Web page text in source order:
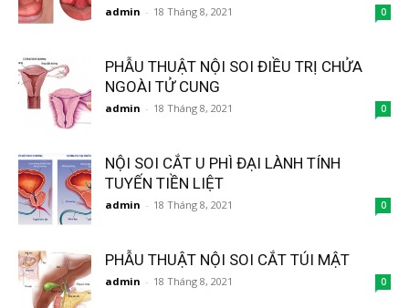
admin - 18 Tháng 8, 2021 0
PHẪU THUẬT NỘI SOI ĐIỀU TRỊ CHỬA
NGOÀI TỬ CUNG
admin - 18 Tháng 8, 2021 0
NỘI SOI CẮT U PHÌ ĐẠI LÀNH TÍNH
TUYẾN TIỀN LIỆT
admin - 18 Tháng 8, 2021 0
PHẪU THUẬT NỘI SOI CẮT TÚI MẬT
admin - 18 Tháng 8, 2021 0